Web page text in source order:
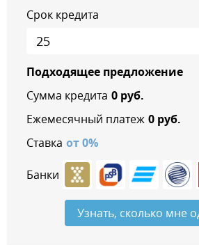
Срок кредита
Подходящее предложение
Сумма кредита 0руб.
Ежемесячный платеж 0руб.
Ставка от0%
Банки
Узнать, сколько мне